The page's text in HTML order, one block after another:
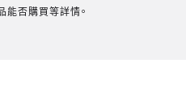
能否購買等詳情。